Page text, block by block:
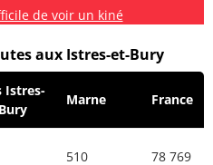
de voir un kiné
aux Istres-et-Bury
Istres-
Marne France
510 78 769